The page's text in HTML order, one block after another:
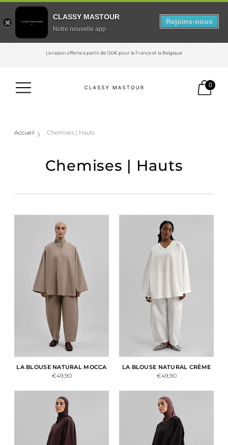
Livraison offerte à partir de 120€ pour la France et la Belgique
0
Accueil Chemises | Hauts
Chemises | Hauts
LA BLOUSE NATURAL MOCCA
€49,90
LA BLOUSE NATURAL CRÈME
€49,90
CLASSY MASTOUR
Notre nouvelle app
Rejoins-nous